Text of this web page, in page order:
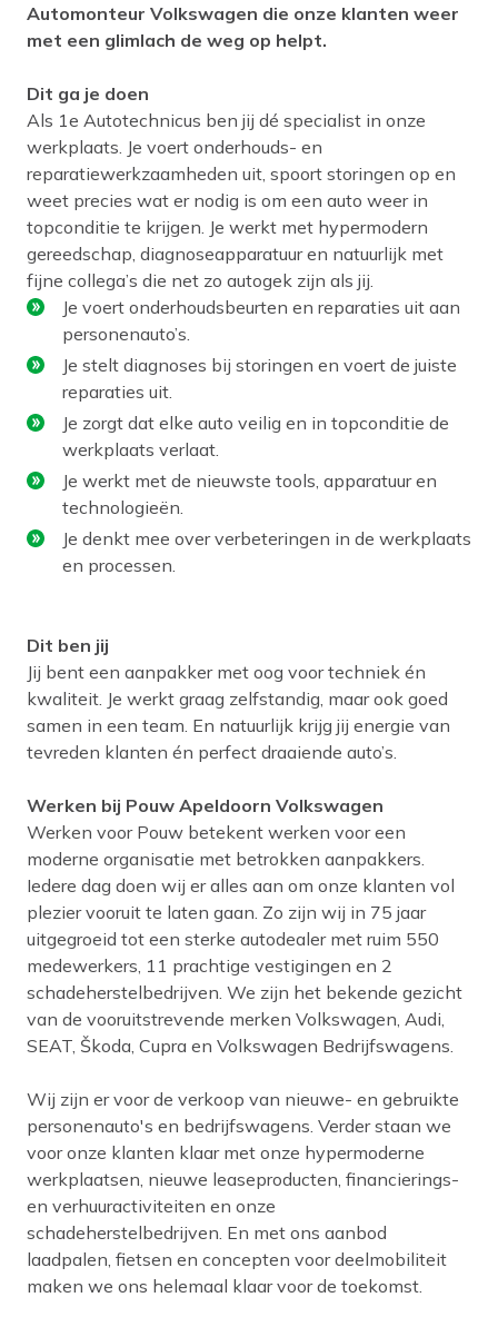
Automonteur Volkswagen die onze klanten weer
met een glimlach de weg op helpt.
Dit ga je doen
Als 1e Autotechnicus ben jij dé specialist in onze
werkplaats. Je voert onderhouds- en
reparatiewerkzaamheden uit, spoort storingen op en
weet precies wat er nodig is om een auto weer in
topconditie te krijgen. Je werkt met hypermodern
gereedschap, diagnoseapparatuur en natuurlijk met
fijne collega’s die net zo autogek zijn als jij.
Je voert onderhoudsbeurten en reparaties uit aan
personenauto’s.
Je stelt diagnoses bij storingen en voert de juiste
reparaties uit.
Je zorgt dat elke auto veilig en in topconditie de
werkplaats verlaat.
Je werkt met de nieuwste tools, apparatuur en
technologieën.
Je denkt mee over verbeteringen in de werkplaats
en processen.
Dit ben jij
Jij bent een aanpakker met oog voor techniek én
kwaliteit. Je werkt graag zelfstandig, maar ook goed
samen in een team. En natuurlijk krijg jij energie van
tevreden klanten én perfect draaiende auto’s.
Werken bij Pouw Apeldoorn Volkswagen
Werken voor Pouw betekent werken voor een
moderne organisatie met betrokken aanpakkers.
Iedere dag doen wij er alles aan om onze klanten vol
plezier vooruit te laten gaan. Zo zijn wij in 75 jaar
uitgegroeid tot een sterke autodealer met ruim 550
medewerkers, 11 prachtige vestigingen en 2
schadeherstelbedrijven. We zijn het bekende gezicht
van de vooruitstrevende merken Volkswagen, Audi,
SEAT, Škoda, Cupra en Volkswagen Bedrijfswagens.
Wij zijn er voor de verkoop van nieuwe- en gebruikte
personenauto's en bedrijfswagens. Verder staan we
voor onze klanten klaar met onze hypermoderne
werkplaatsen, nieuwe leaseproducten, financierings-
en verhuuractiviteiten en onze
schadeherstelbedrijven. En met ons aanbod
laadpalen, fietsen en concepten voor deelmobiliteit
maken we ons helemaal klaar voor de toekomst.